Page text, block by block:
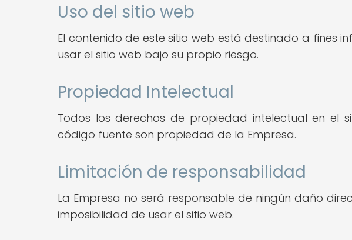
Uso del sitio web
El contenido de este sitio web está destinado a fines
usar el sitio web bajo su propio riesgo.
Propiedad Intelectual
Todos los derechos de propiedad intelectual en el
código fuente son propiedad de la Empresa.
Limitación de responsabilidad
La Empresa no será responsable de ningún daño
imposibilidad de usar el sitio web.